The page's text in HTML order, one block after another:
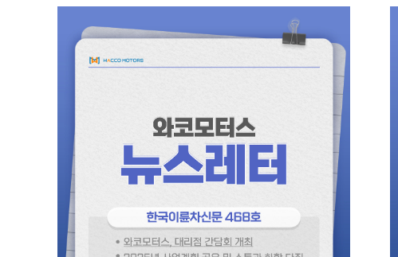
X10A는 ‘강력한 성능에 안전함을 더하다’라는 제품
슬로건 답게 플래그십 전기이륜차 X10의 고성능
유전자에 안전까지 강화한 모델이다. X10을 계승한